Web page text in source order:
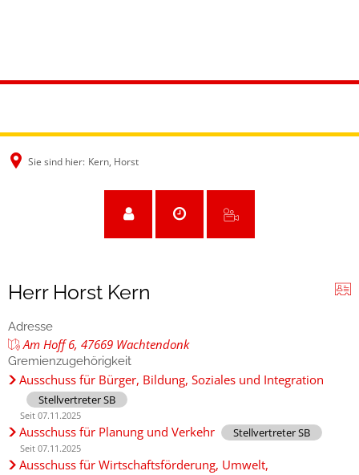
Sie sind hier: Kern, Horst
Herr Horst Kern
Adresse
Am Hoff 6, 47669 Wachtendonk
Gremienzugehörigkeit
Ausschuss für Bürger, Bildung, Soziales und Integration
Stellvertreter SB
Seit 07.11.2025
Ausschuss für Planung und Verkehr Stellvertreter SB
Seit 07.11.2025
Ausschuss für Wirtschaftsförderung, Umwelt,